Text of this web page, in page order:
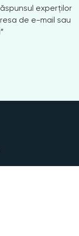
experților
de e-mail sau